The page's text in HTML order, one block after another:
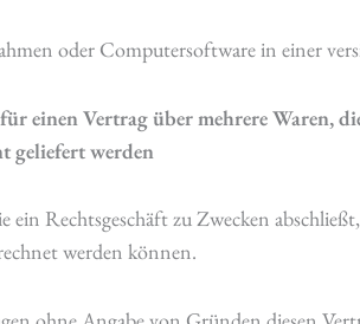
oder Computersoftware in einer
einen Vertrag über mehrere Waren,
geliefert werden
ein Rechtsgeschäft zu Zwecken
werden können.